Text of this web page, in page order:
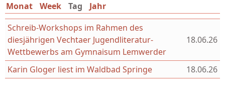
Monat Week Tag (aktiver Reiter)
Jahr
Schreib-Workshops im Rahmen des
diesjährigen Vechtaer Jugendliteratur-
Wettbewerbs am Gymnaisum Lemwerder
18.06.26
Karin Gloger liest im Waldbad Springe 18.06.26